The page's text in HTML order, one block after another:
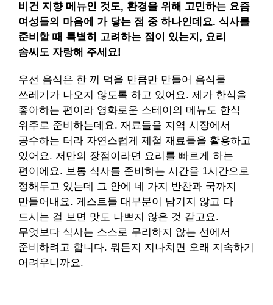
비건 지향 메뉴인 것도, 환경을 위해 고민하는 요즘
여성들의 마음에 가 닿는 점 중 하나인데요. 식사를
준비할 때 특별히 고려하는 점이 있는지, 요리
솜씨도 자랑해 주세요!
우선 음식은 한 끼 먹을 만큼만 만들어 음식물
쓰레기가 나오지 않도록 하고 있어요. 제가 한식을
좋아하는 편이라 영화로운 스테이의 메뉴도 한식
위주로 준비하는데요. 재료들을 지역 시장에서
공수하는 터라 자연스럽게 제철 재료들을 활용하고
있어요. 저만의 장점이라면 요리를 빠르게 하는
편이에요. 보통 식사를 준비하는 시간을 1시간으로
정해두고 있는데 그 안에 네 가지 반찬과 국까지
만들어내요. 게스트들 대부분이 남기지 않고 다
드시는 걸 보면 맛도 나쁘지 않은 것 같고요.
무엇보다 식사는 스스로 무리하지 않는 선에서
준비하려고 합니다. 뭐든지 지나치면 오래 지속하기
어려우니까요.